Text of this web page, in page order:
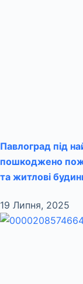
Павлоград під
пошкоджено
та житлові
19 Липня, 2025